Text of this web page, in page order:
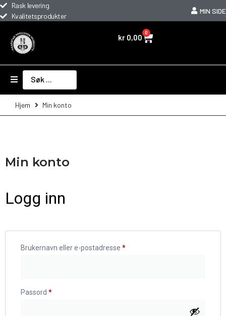
Rask levering
Kvalitetsprodukter
MIN SIDE
kr 0,00
0
Hjem Min konto
Min konto
Logg inn
Brukernavn eller e-postadresse *
Passord *